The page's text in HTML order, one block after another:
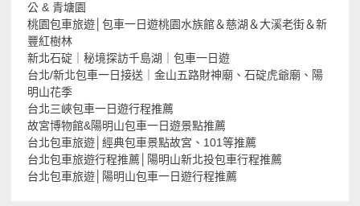
公 & 青塘園
桃園包車旅遊│包車一日遊桃園水族館＆慈湖＆大溪老街＆新
豐紅樹林
新北石碇｜秘境探訪千島湖｜包車一日遊
台北/新北包車一日接送｜金山五路財神廟、石碇虎爺廟、陽
明山花季
台北三峽包車一日遊行程推薦
故宮博物館&陽明山包車一日遊景點推薦
台北包車旅遊│經典包車景點故宮、101等推薦
台北包車旅遊行程推薦│陽明山新北投包車行程推薦
台北包車旅遊│陽明山包車一日遊行程推薦